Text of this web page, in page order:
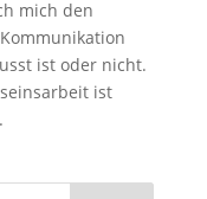
mich den
ist oder nicht.
ist